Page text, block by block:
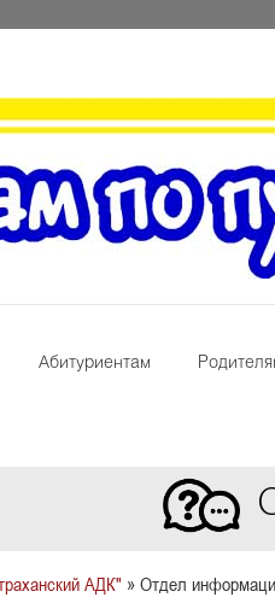
Абитуриентам
АДК" » Отдел